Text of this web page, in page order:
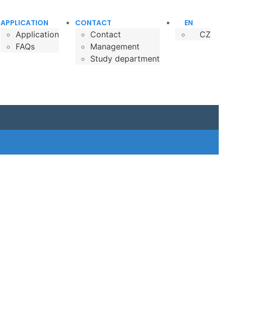
APPLICATION
Application
FAQs
CONTACT
Contact
Management
Study department
EN
CZ